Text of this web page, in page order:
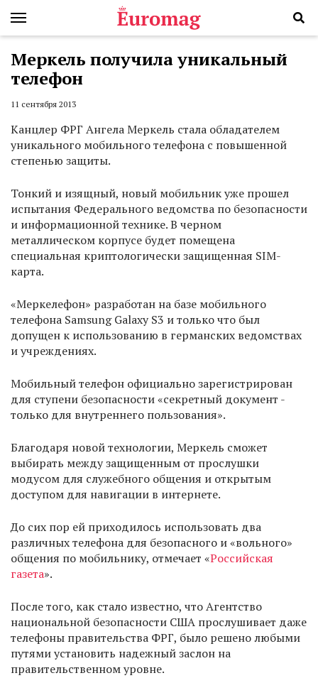
Меркель получила уникальный
телефон
11 сентября 2013
Канцлер ФРГ Ангела Меркель стала обладателем
уникального мобильного телефона с повышенной
степенью защиты.
Тонкий и изящный, новый мобильник уже прошел
испытания Федерального ведомства по безопасности
и информационной технике. В черном
металлическом корпусе будет помещена
специальная криптологически защищенная SIM-
карта.
«Меркелефон» разработан на базе мобильного
телефона Samsung Galaxy S3 и только что был
допущен к использованию в германских ведомствах
и учреждениях.
Мобильный телефон официально зарегистрирован
для ступени безопасности «секретный документ -
только для внутреннего пользования».
Благодаря новой технологии, Меркель сможет
выбирать между защищенным от прослушки
модусом для служебного общения и открытым
доступом для навигации в интернете.
До сих пор ей приходилось использовать два
различных телефона для безопасного и «вольного»
общения по мобильнику, отмечает «Российская
газета».
После того, как стало известно, что Агентство
национальной безопасности США прослушивает даже
телефоны правительства ФРГ, было решено любыми
путями установить надежный заслон на
правительственном уровне.